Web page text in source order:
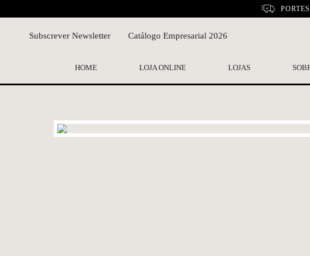
Subscrever Newsletter Catálogo Empresarial 2026
HOME LOJA ONLINE LOJAS